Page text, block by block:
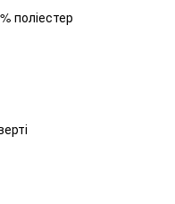
поліестер